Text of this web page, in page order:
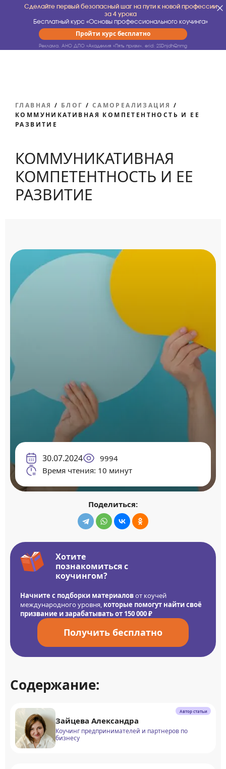
Сделайте первый безопасный шаг на пути к новой профессии
за 4 урока
Бесплатный курс «Основы профессионального коучинга»
Пройти курс бесплатно
Реклама. АНО ДПО «Академия «Пять призм». erid: 2SDnjdhQnmg
ГЛАВНАЯ / БЛОГ / САМОРЕАЛИЗАЦИЯ /
КОММУНИКАТИВНАЯ КОМПЕТЕНТНОСТЬ И ЕЕ
РАЗВИТИЕ
КОММУНИКАТИВНАЯ
КОМПЕТЕНТНОСТЬ И ЕЕ
РАЗВИТИЕ
30.07.2024
9994
Время чтения: 10 минут
Поделиться:
Хотите
познакомиться с
коучингом?
Начните с подборки материаловот коучей
международного уровня, которые помогут найти своё
призвание и зарабатывать от 150 000 ₽
Получить бесплатно
Содержание:
Автор статьи
Зайцева Александра
Коучинг предпринимателей и партнеров по
бизнесу